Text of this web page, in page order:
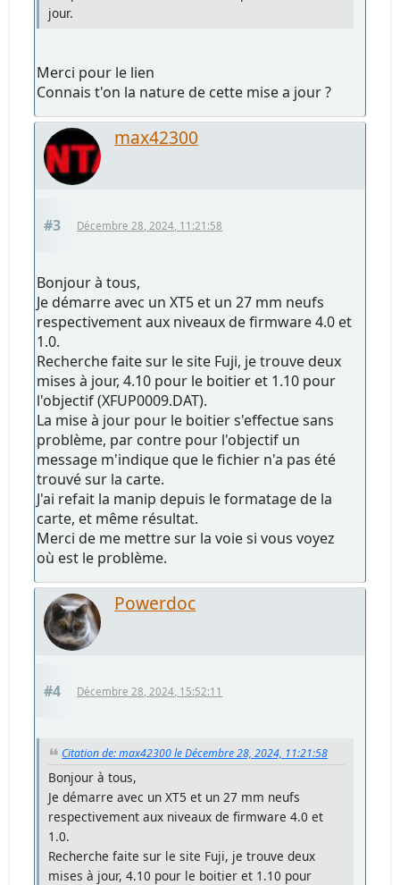
jour.
Merci pour le lien
Connais t'on la nature de cette mise a jour ?
max42300
#3 Décembre 28, 2024, 11:21:58
Bonjour à tous,
Je démarre avec un XT5 et un 27 mm neufs
respectivement aux niveaux de firmware 4.0 et
1.0.
Recherche faite sur le site Fuji, je trouve deux
mises à jour, 4.10 pour le boitier et 1.10 pour
l'objectif (XFUP0009.DAT).
La mise à jour pour le boitier s'effectue sans
problème, par contre pour l'objectif un
message m'indique que le fichier n'a pas été
trouvé sur la carte.
J'ai refait la manip depuis le formatage de la
carte, et même résultat.
Merci de me mettre sur la voie si vous voyez
où est le problème.
Powerdoc
#4 Décembre 28, 2024, 15:52:11
Citation de: max42300 le Décembre 28, 2024, 11:21:58
Bonjour à tous,
Je démarre avec un XT5 et un 27 mm neufs
respectivement aux niveaux de firmware 4.0 et
1.0.
Recherche faite sur le site Fuji, je trouve deux
mises à jour, 4.10 pour le boitier et 1.10 pour